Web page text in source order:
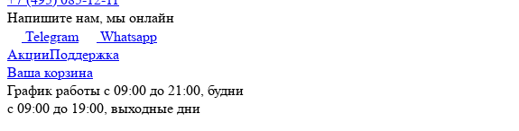
Напишите нам, мы онлайн
Telegram
Whatsapp
АкцииПоддержка
Ваша корзина
График работы с 09:00 до 21:00, будни
с 09:00 до 19:00, выходные дни